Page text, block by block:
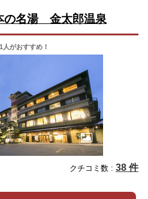
名湯 金太郎温泉
人がおすすめ！
クチコミ数 : 38 件